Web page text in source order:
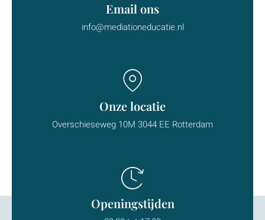
Email ons
info@mediationeducatie.nl
Onze locatie
Overschieseweg 10M 3044 EE Rotterdam
Openingstijden